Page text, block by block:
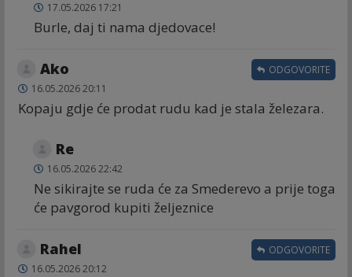
17.05.2026 17:21
Burle, daj ti nama djedovace!
Ako
16.05.2026 20:11
Kopaju gdje će prodat rudu kad je stala železara.
ODGOVORITE
Re
16.05.2026 22:42
Ne sikirajte se ruda će za Smederevo a prije toga
će pavgorod kupiti željeznice
Rahel
16.05.2026 20:12
ODGOVORITE